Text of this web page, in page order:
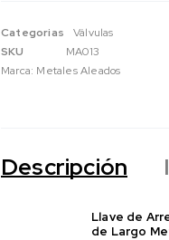
Categorias
Válvulas
SKU
MA013
Marca: Metales Aleados
Descripción
Llave de
de Largo